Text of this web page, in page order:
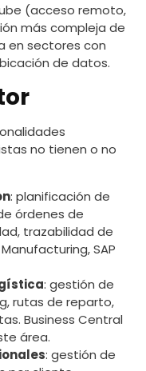
(acceso remoto,
más compleja de
en sectores con
de datos.
no tienen o no
: planificación de
órdenes de
trazabilidad de
SAP
: gestión de
rutas de reparto,
Business Central
área.
: gestión de